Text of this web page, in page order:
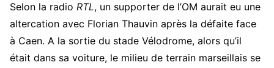
Selon la radio RTL, un supporter de l’OM aurait eu une
altercation avec Florian Thauvin après la défaite face
à Caen. A la sortie du stade Vélodrome, alors qu’il
était dans sa voiture, le milieu de terrain marseillais se